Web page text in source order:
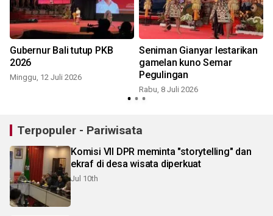
Gubernur Bali tutup PKB
2026
Minggu, 12 Juli 2026
Seniman Gianyar lestarikan
gamelan kuno Semar
Pegulingan
Rabu, 8 Juli 2026
Terpopuler - Pariwisata
Komisi VII DPR meminta "storytelling" dan
ekraf di desa wisata diperkuat
Jul 10th